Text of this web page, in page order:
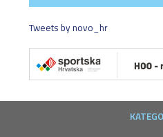
Tweets by novo_hr